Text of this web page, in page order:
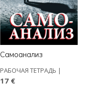
Самоанализ
РАБОЧАЯ ТЕТРАДЬ |
17 €